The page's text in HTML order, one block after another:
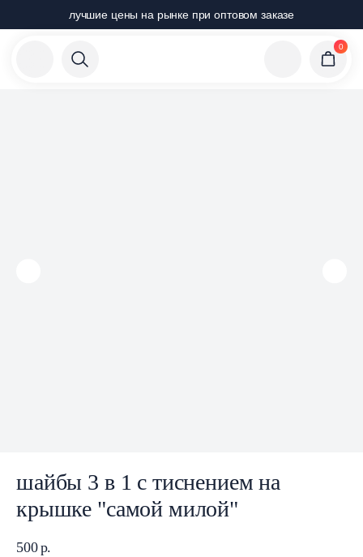
лучшие цены на рынке при оптовом заказе
0
шайбы 3 в 1 с тиснением на
крышке "самой милой"
500р.